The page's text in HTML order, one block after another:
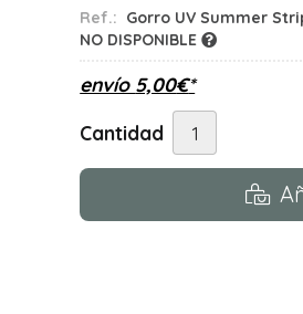
Ref.: Gorro UV Summer
NO DISPONIBLE
envío 5,00€*
Cantidad